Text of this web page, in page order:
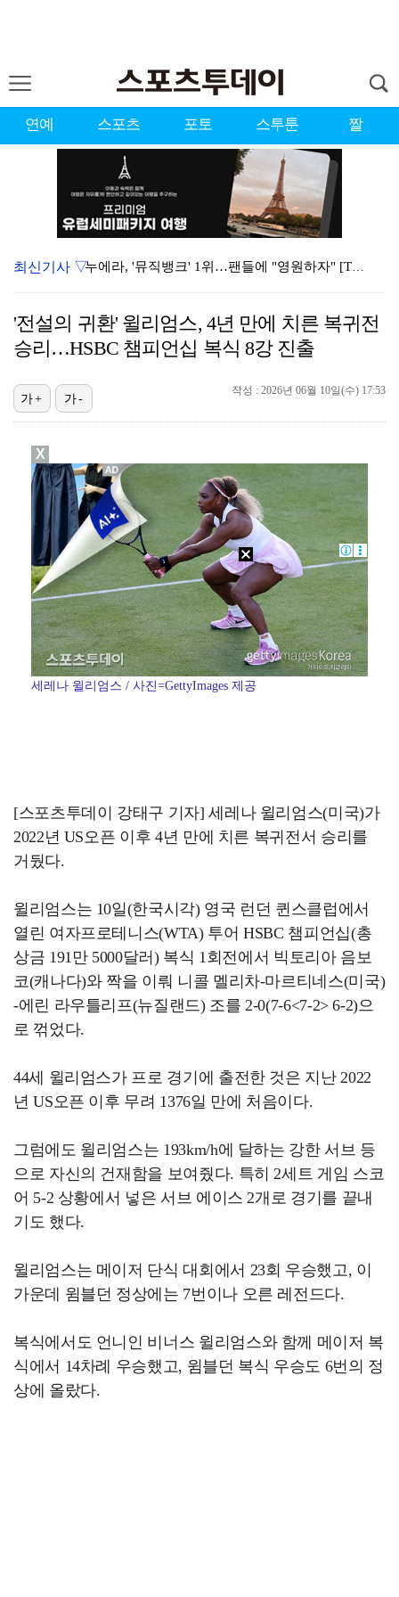
연예 스포츠 포토 스투툰 짤
누에라, '뮤직뱅크' 1위…팬들에 "영원하자" [TV캡…
서장훈 감독 "내 능력 부족" 자책하게 만든 펜타곤과의…
강채연, 제주삼다수 2R 깜짝 선두 도약…박민지 공동 …
정해인X강하늘X이청아X유재명X김선영 뭉쳤다…'아가미',…
'오징어 게임' 미국판 스핀오프, 제작 무산설 "넷플릭…
[ST포토] 정지효, 반가운 손인사
'1라운드 115위' 김민별, 2라운드 7타 줄이며 7…
최신기사 ▽
'전설의 귀환' 윌리엄스, 4년 만에 치른 복귀전
승리…HSBC 챔피언십 복식 8강 진출
작성 : 2026년 06월 10일(수) 17:53
가+ 가-
세레나 윌리엄스 / 사진=GettyImages 제공
[스포츠투데이 강태구 기자] 세레나 윌리엄스(미국)가
2022년 US오픈 이후 4년 만에 치른 복귀전서 승리를
거뒀다.
윌리엄스는 10일(한국시각) 영국 런던 퀸스클럽에서
열린 여자프로테니스(WTA) 투어 HSBC 챔피언십(총
상금 191만 5000달러) 복식 1회전에서 빅토리아 음보
코(캐나다)와 짝을 이뤄 니콜 멜리차-마르티네스(미국)
-에린 라우틀리프(뉴질랜드) 조를 2-0(7-6<7-2> 6-2)으
로 꺾었다.
44세 윌리엄스가 프로 경기에 출전한 것은 지난 2022
년 US오픈 이후 무려 1376일 만에 처음이다.
그럼에도 윌리엄스는 193km/h에 달하는 강한 서브 등
으로 자신의 건재함을 보여줬다. 특히 2세트 게임 스코
어 5-2 상황에서 넣은 서브 에이스 2개로 경기를 끝내
기도 했다.
윌리엄스는 메이저 단식 대회에서 23회 우승했고, 이
가운데 윔블던 정상에는 7번이나 오른 레전드다.
복식에서도 언니인 비너스 윌리엄스와 함께 메이저 복
식에서 14차례 우승했고, 윔블던 복식 우승도 6번의 정
상에 올랐다.
X